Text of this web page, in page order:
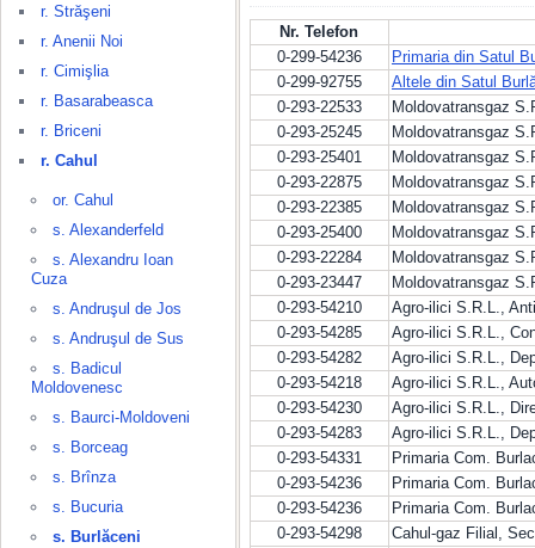
r. Străşeni
r. Anenii Noi
r. Cimişlia
r. Basarabeasca
r. Briceni
r. Cahul
or. Cahul
s. Alexanderfeld
s. Alexandru Ioan
Cuza
s. Andruşul de Jos
s. Andruşul de Sus
s. Badicul
Moldovenesc
s. Baurci-Moldoveni
s. Borceag
s. Brînza
s. Bucuria
s. Burlăceni
Nr. Telefon
0-299-54236
Primaria din Satul
0-299-92755
Altele din Satul
0-293-22533
Moldovatransgaz
0-293-25245
Moldovatransgaz
0-293-25401
Moldovatransgaz
0-293-22875
Moldovatransgaz
0-293-22385
Moldovatransgaz
0-293-25400
Moldovatransgaz
0-293-22284
Moldovatransgaz
0-293-23447
Moldovatransgaz
0-293-54210
Agro-ilici S.R.L.,
0-293-54285
Agro-ilici S.R.L.,
0-293-54282
Agro-ilici S.R.L.,
0-293-54218
Agro-ilici S.R.L.,
0-293-54230
Agro-ilici S.R.L.,
0-293-54283
Agro-ilici S.R.L.,
0-293-54331
Primaria Com.
0-293-54236
Primaria Com.
0-293-54236
Primaria Com.
0-293-54298
Cahul-gaz Filial,